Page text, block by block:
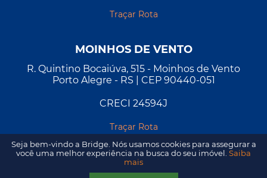
Traçar Rota
MOINHOS DE VENTO
R. Quintino Bocaiúva, 515 - Moinhos de Vento
Porto Alegre - RS | CEP 90440-051
CRECI 24594J
Traçar Rota
Seja bem-vindo a Bridge. Nós usamos cookies para assegurar a
você uma melhor experiência na busca do seu imóvel. Saiba
mais